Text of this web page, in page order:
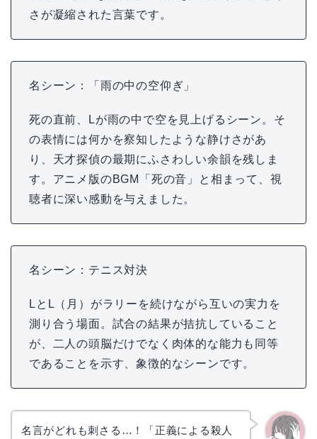
さが凝縮された言葉です。
名シーン：「雨の中の空仰ぎ」
死の直前、Lが雨の中で空を見上げるシーン。そ
の表情には何かを察知したような静けさがあ
り、天才探偵の最期にふさわしい余韻を残しま
す。アニメ版のBGM「死の音」と相まって、視
聴者に深い感動を与えました。
名シーン：テニス対決
LとL（月）がラリーを続けながら互いの実力を
測り合う場面。試合の結果が拮抗していること
が、二人の頭脳だけでなく肉体的な能力も同等
であることを示す、象徴的なシーンです。
名言がどれも刺さる…！「正義による殺人